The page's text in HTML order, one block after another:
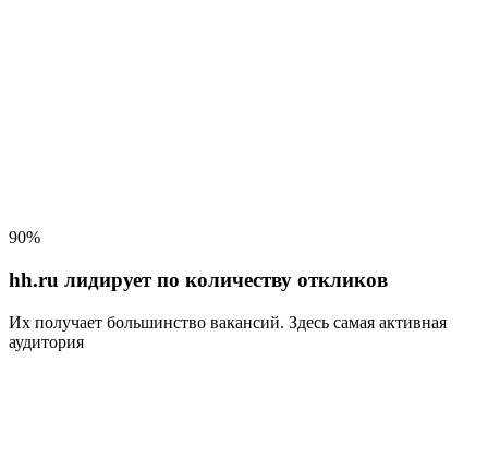
90%
hh.ru лидирует по количеству откликов
Их получает большинство вакансий. Здесь самая активная
аудитория